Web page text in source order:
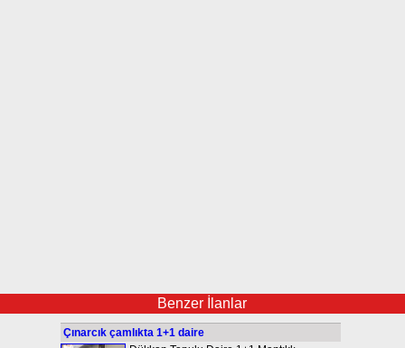
Benzer İlanlar
Çınarcık çamlıkta 1+1 daire